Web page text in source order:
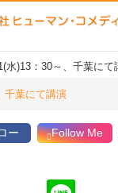
水)13：30～、千葉にて
千葉にて講演
ー Follow Me